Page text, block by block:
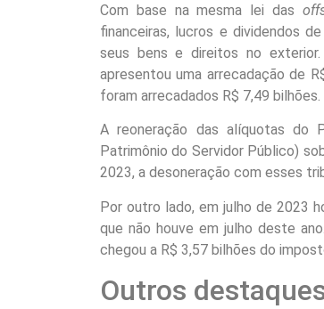
Com base na mesma lei das
financeiras, lucros e dividendos
seus bens e direitos no
apresentou uma arrecadação de
foram arrecadados R$ 7,49 bilhões.
A reoneração das alíquotas do
Patrimônio do Servidor Público)
2023, a desoneração com esses
Por outro lado, em julho de 2023
que não houve em julho deste
chegou a R$ 3,57 bilhões do
Outros